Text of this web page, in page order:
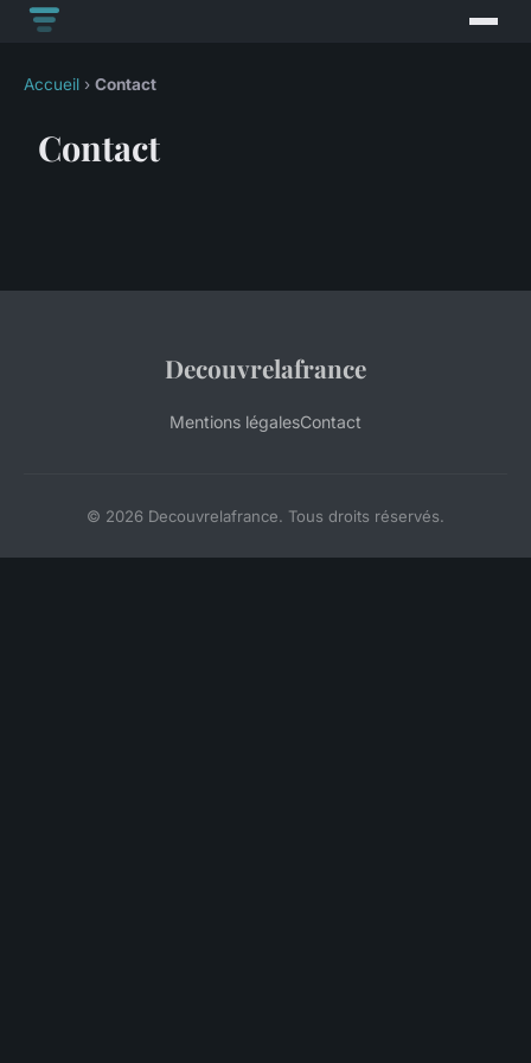
Accueil › Contact
Contact
Decouvrelafrance
Mentions légalesContact
© 2026 Decouvrelafrance. Tous droits réservés.